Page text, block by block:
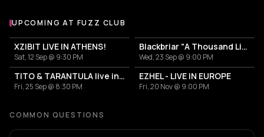
More events at Fuzz Club
UPCOMING AT FUZZ CLUB
XZIBIT LIVE IN ATHENS!
Sat, 12 Sep @ 9:30 PM
Blackbriar "A Thousand Little Deaths"
Wed, 23 Sep @ 9:00 PM
TITO & TARANTULA live in Greece!
Fri, 25 Sep @ 8:30 PM
EZHEL - LIVE IN EUROPE
Fri, 20 Nov @ 9:00 PM
COMMON QUESTIONS